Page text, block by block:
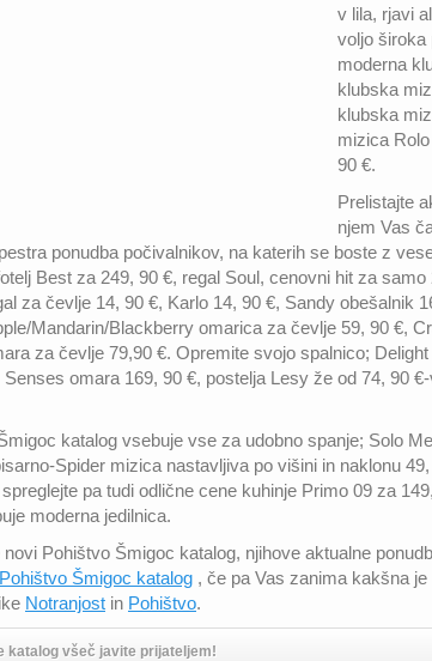
v lila, rjavi
voljo široka
moderna
klubska
klubska
mizica
90 €.
Prelistajte
njem Vas
ponudba počivalnikov, na katerih se boste z
Best za 249, 90 €, regal Soul, cenovni hit za
za čevlje 14, 90 €, Karlo 14, 90 €, Sandy obešalnik
Mandarin/Blackberry omarica za čevlje 59, 90 €,
za čevlje 79,90 €. Opremite svojo spalnico;
Senses omara 169, 90 €, postelja Lesy že od 74, 90
katalog vsebuje vse za udobno spanje; Solo
Spider mizica nastavljiva po višini in naklonu
pa tudi odlične cene kuhinje Primo 09 za
moderna jedilnica.
novi Pohištvo Šmigoc katalog, njihove aktualne
Pohištvo Šmigoc katalog , če pa Vas zanima kakšna
Notranjost in Pohištvo.
katalog všeč javite prijateljem!